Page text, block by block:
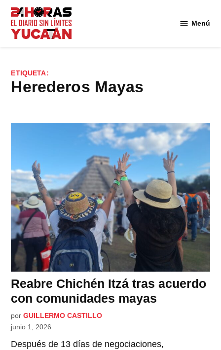
Saltar
contenido
Menú
ETIQUETA:
Herederos Mayas
Reabre Chichén Itzá tras acuerdo
con comunidades mayas
por GUILLERMO CASTILLO
junio 1, 2026
Después de 13 días de negociaciones,